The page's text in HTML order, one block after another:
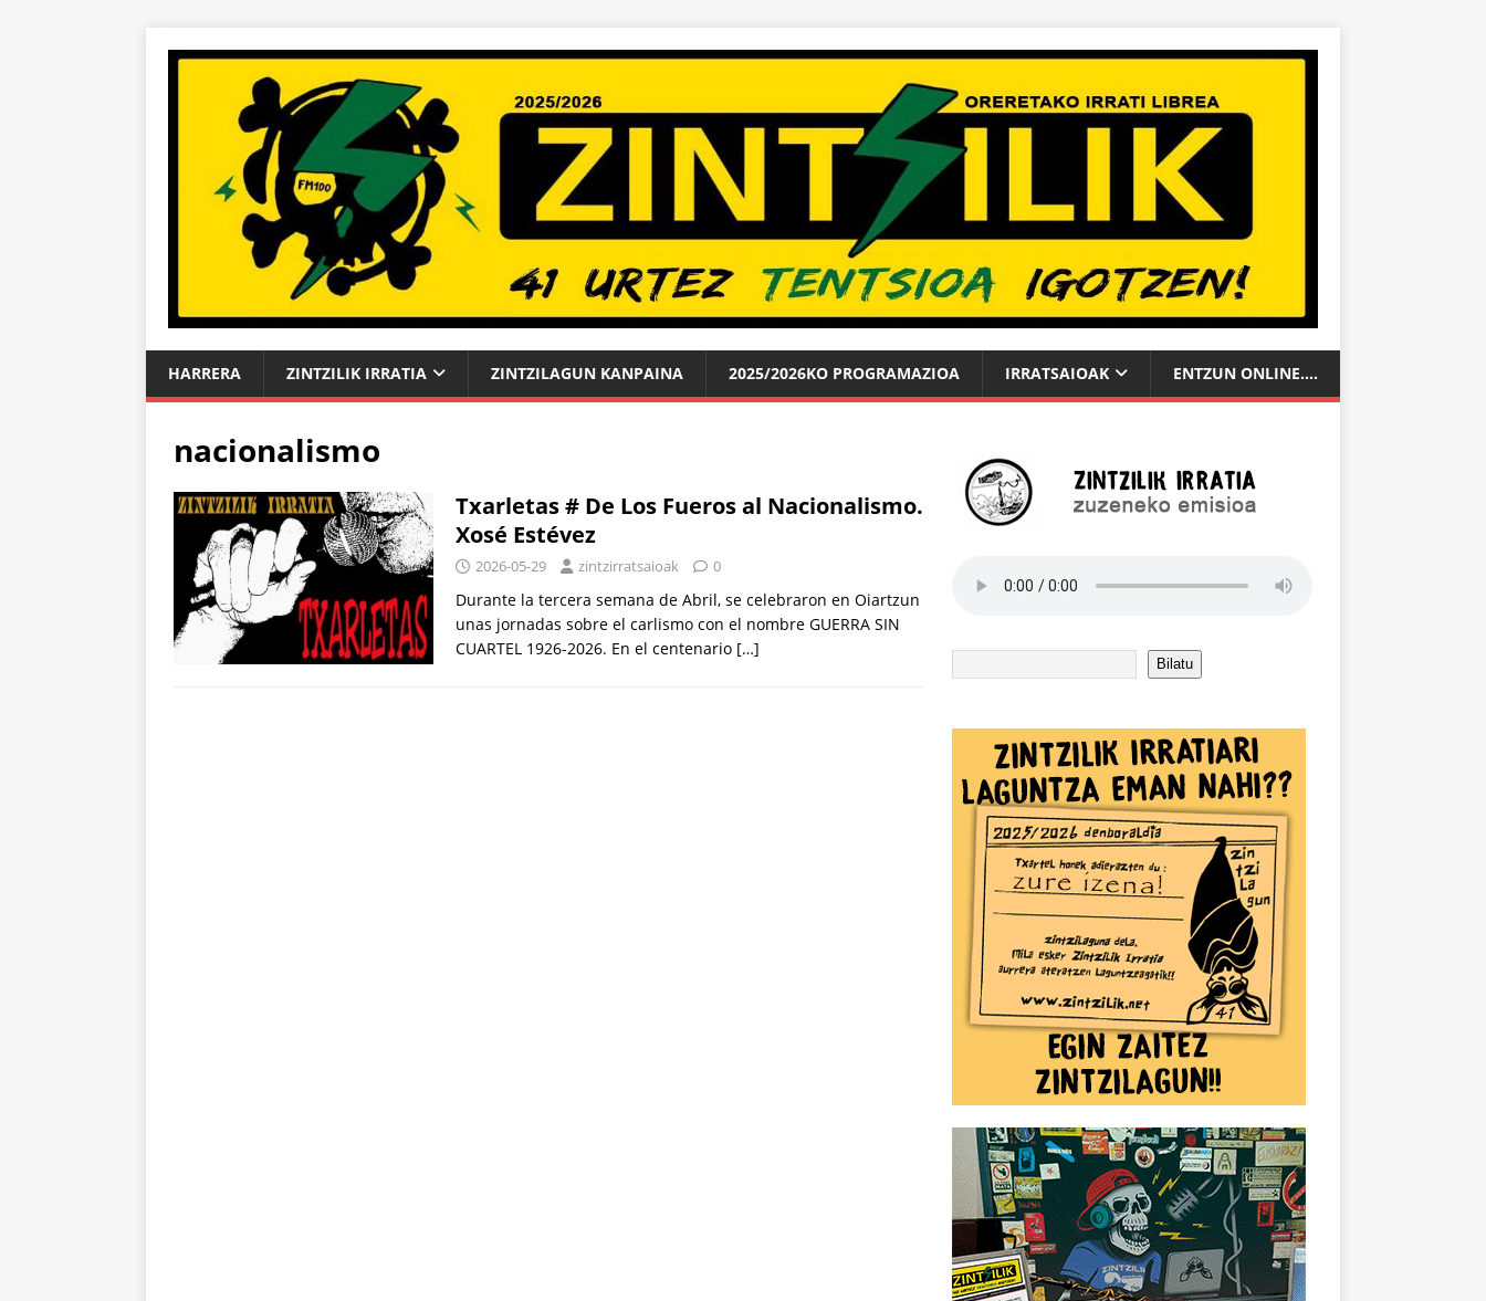
HARRERA ZINTZILIK IRRATIA ZINTZILAGUN KANPAINA 2025/2026KO PROGRAMAZIOA IRRATSAIOAK ENTZUN ONLINE….
nacionalismo
Txarletas # De Los Fueros al Nacionalismo.
Xosé Estévez
2026-05-29 zintzirratsaioak 0
Durante la tercera semana de Abril, se celebraron en Oiartzun
unas jornadas sobre el carlismo con el nombre GUERRA SIN
CUARTEL 1926-2026. En el centenario […]
Bilatu